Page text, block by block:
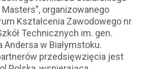
Masters”, organizowanego
Kształcenia Zawodowego nr
Technicznych im. gen.
Andersa w Białymstoku.
przedsięwzięcia jest